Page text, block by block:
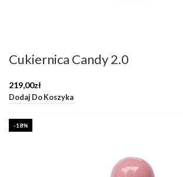
Cukiernica Candy 2.0
219,00zł
Dodaj Do Koszyka
-18%